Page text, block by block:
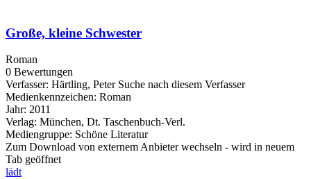
Große, kleine Schwester
Roman
0 Bewertungen
Verfasser: Härtling, Peter Suche nach diesem Verfasser
Medienkennzeichen: Roman
Jahr: 2011
Verlag: München, Dt. Taschenbuch-Verl.
Mediengruppe: Schöne Literatur
Zum Download von externem Anbieter wechseln - wird in neuem
Tab geöffnet
lädt